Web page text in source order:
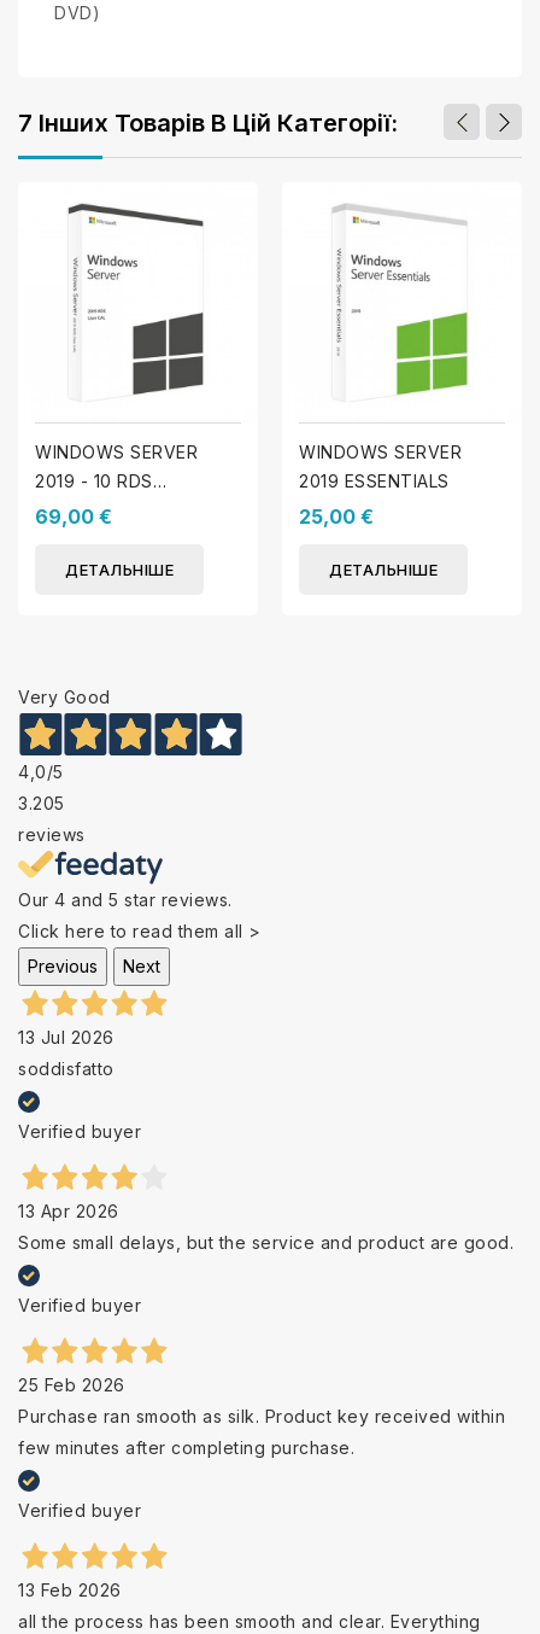
DVD)
7 Інших Товарів В Цій Категорії:
WINDOWS SERVER
2019 - 10 RDS
КОРИСТУВАЧІВ CALS
69,00 €
ДЕТАЛЬНІШЕ
WINDOWS SERVER
2019 ESSENTIALS
25,00 €
ДЕТАЛЬНІШЕ
Very Good
4,0/5
3.205
reviews
Our 4 and 5 star reviews.
Click here to read them all >
Previous
Next
13 Jul 2026
soddisfatto
Verified buyer
13 Apr 2026
Some small delays, but the service and product are good.
Verified buyer
25 Feb 2026
Purchase ran smooth as silk. Product key received within
few minutes after completing purchase.
Verified buyer
13 Feb 2026
all the process has been smooth and clear. Everything